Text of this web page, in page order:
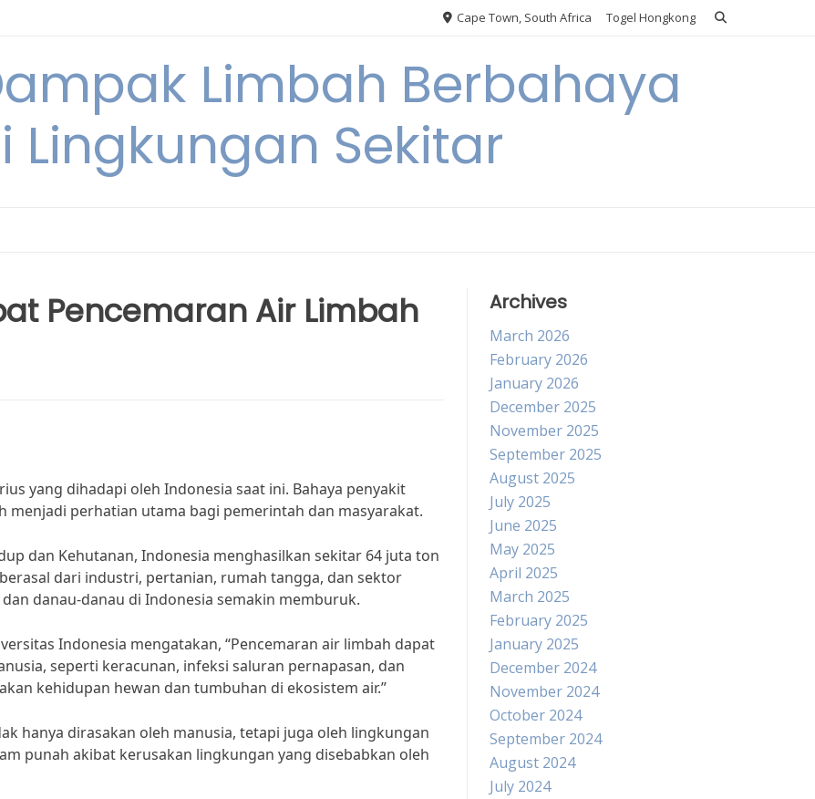
Cape Town, South Africa Togel Hongkong
Limbah Berbahaya
Lingkungan Sekitar
Pencemaran Air Limbah
yang dihadapi oleh Indonesia saat ini. Bahaya penyakit
menjadi perhatian utama bagi pemerintah dan masyarakat.
dan Kehutanan, Indonesia menghasilkan sekitar 64 juta ton
dari industri, pertanian, rumah tangga, dan sektor
danau-danau di Indonesia semakin memburuk.
Indonesia mengatakan, “Pencemaran air limbah dapat
seperti keracunan, infeksi saluran pernapasan, dan
kehidupan hewan dan tumbuhan di ekosistem air.”
hanya dirasakan oleh manusia, tetapi juga oleh lingkungan
punah akibat kerusakan lingkungan yang disebabkan oleh
Archives
March 2026
February 2026
January 2026
December 2025
November 2025
September 2025
August 2025
July 2025
June 2025
May 2025
April 2025
March 2025
February 2025
January 2025
December 2024
November 2024
October 2024
September 2024
August 2024
July 2024